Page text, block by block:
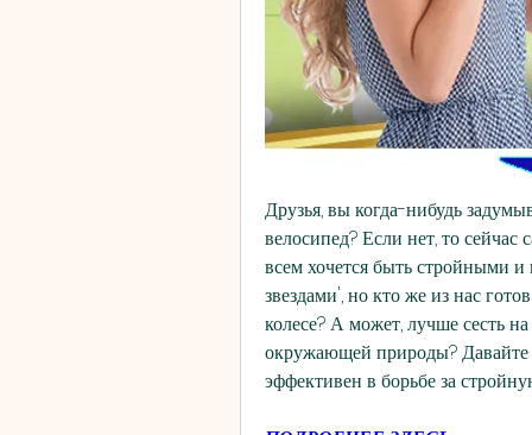
Друзья, вы когда-нибудь
велосипед? Если нет, то сейчас
всем хочется быть стройными
звездами', но кто же из нас
колесе? А может, лучше сесть
окружающей природы? Давайте
эффективен в борьбе за